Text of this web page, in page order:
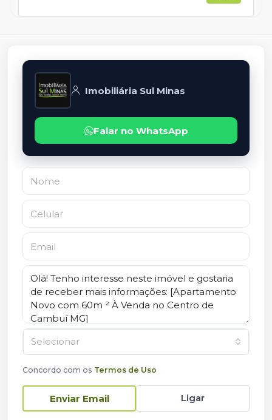
Imobiliária Sul Minas
Falar no WhatsApp
Selecionar
Concordo com os Termos de Uso
Enviar Email Ligar